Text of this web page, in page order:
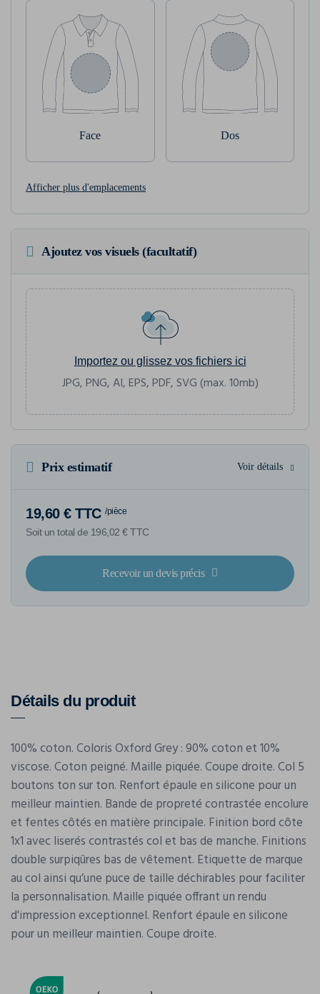
Face Dos
Afficher plus d'emplacements
Ajoutez vos visuels (facultatif)
Importez ou glissez vos fichiers ici
JPG, PNG, AI, EPS, PDF, SVG (max. 10mb)
Prix estimatif Voir détails
19,60 € TTC /pièce
Soit un total de 196,02 € TTC
Recevoir un devis précis
Détails du produit
100% coton. Coloris Oxford Grey : 90% coton et 10%
viscose. Coton peigné. Maille piquée. Coupe droite. Col 5
boutons ton sur ton. Renfort épaule en silicone pour un
meilleur maintien. Bande de propreté contrastée encolure
et fentes côtés en matière principale. Finition bord côte
1x1 avec liserés contrastés col et bas de manche. Finitions
double surpiqûres bas de vêtement. Etiquette de marque
au col ainsi qu’une puce de taille déchirables pour faciliter
la personnalisation. Maille piquée offrant un rendu
d'impression exceptionnel. Renfort épaule en silicone
pour un meilleur maintien. Coupe droite.